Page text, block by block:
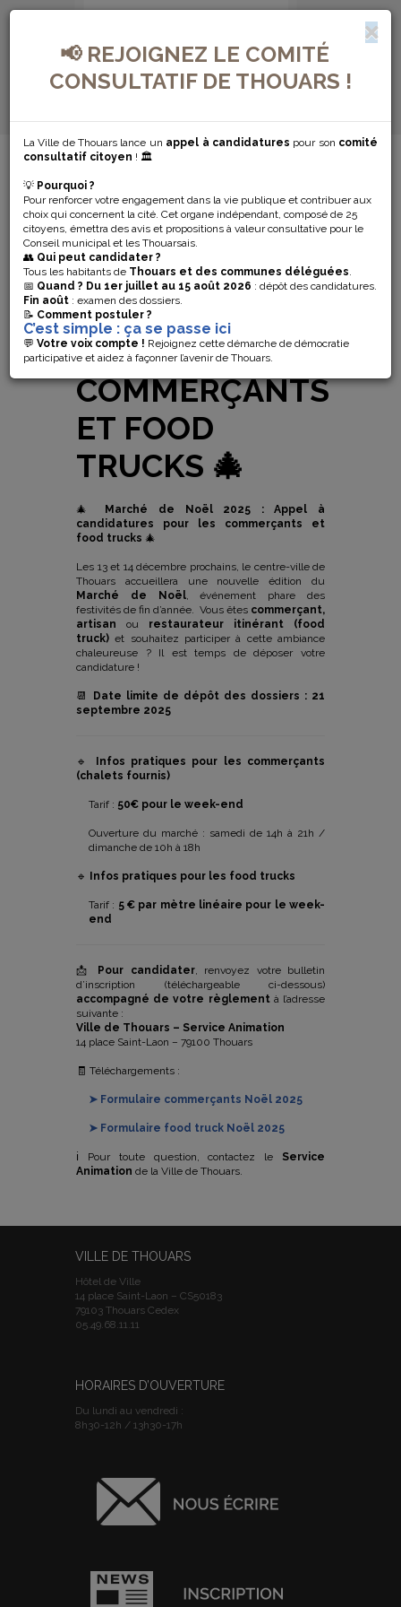
📢 REJOIGNEZ LE COMITÉ
CONSULTATIF DE THOUARS !
La Ville de Thouars lance un appel à candidatures pour son comité
consultatif citoyen ! 🏛️
💡 Pourquoi ?
Pour renforcer votre engagement dans la vie publique et contribuer aux
choix qui concernent la cité. Cet organe indépendant, composé de 25
citoyens, émettra des avis et propositions à valeur consultative pour le
Conseil municipal et les Thouarsais.
👥 Qui peut candidater ?
Tous les habitants de Thouars et des communes déléguées.
📅 Quand ? Du 1er juillet au 15 août 2026 : dépôt des candidatures.
Fin août : examen des dossiers.
📝 Comment postuler ?
C’est simple : ça se passe ici
💬 Votre voix compte ! Rejoignez cette démarche de démocratie
participative et aidez à façonner l’avenir de Thouars.
MENU DE NAVIGATION...
🎄MARCHÉ DE
NOËL 2025 :
APPEL À
CANDIDATURES
POUR LES
COMMERÇANTS
ET FOOD
TRUCKS 🎄
🎄
Marché de Noël 2025 : Appel à
candidatures pour les commerçants et
food trucks 🎄
Les 13 et 14 décembre prochains, le centre-ville de
Thouars accueillera une nouvelle édition du
Marché de Noël, événement phare des
festivités de fin d’année. Vous êtes commerçant,
artisan ou restaurateur itinérant (food
truck) et souhaitez participer à cette ambiance
chaleureuse ? Il est temps de déposer votre
candidature !
📆
Date limite de dépôt des dossiers : 21
septembre 2025
🔹
Infos pratiques pour les commerçants
(chalets fournis)
Tarif : 50€ pour le week-end
Ouverture du marché : samedi de 14h à 21h /
dimanche de 10h à 18h
🔹 Infos pratiques pour les food trucks
Tarif : 5 € par mètre linéaire pour le week-
end
📩 Pour candidater, renvoyez votre bulletin
d’inscription (téléchargeable ci-dessous)
accompagné de votre règlementà l’adresse
suivante :
Ville de Thouars – Service Animation
14 place Saint-Laon – 79100 Thouars
🧾 Téléchargements :
➤ Formulaire commerçants Noël 2025
➤ Formulaire food truck Noël 2025
ℹ️ Pour toute question, contactez le Service
Animation de la Ville de Thouars.
VILLE DE THOUARS
Hôtel de Ville
14 place Saint-Laon – CS50183
79103 Thouars Cedex
05.49.68.11.11
HORAIRES D’OUVERTURE
Du lundi au vendredi :
8h30-12h / 13h30-17h